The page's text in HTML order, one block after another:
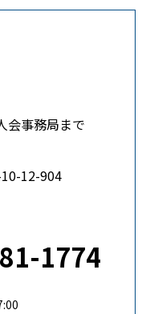
会事務局まで
12-904
1774